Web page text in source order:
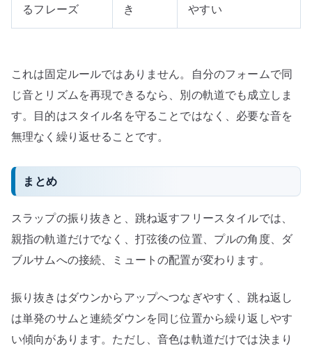
るフレーズ
き
やすい
これは固定ルールではありません。自分のフォームで同
じ音とリズムを再現できるなら、別の軌道でも成立しま
す。目的はスタイル名を守ることではなく、必要な音を
無理なく繰り返せることです。
まとめ
スラップの振り抜きと、跳ね返すフリースタイルでは、
親指の軌道だけでなく、打弦後の位置、プルの角度、ダ
ブルサムへの接続、ミュートの配置が変わります。
振り抜きはダウンからアップへつなぎやすく、跳ね返し
は単発のサムと連続ダウンを同じ位置から繰り返しやす
い傾向があります。ただし、音色は軌道だけでは決まり